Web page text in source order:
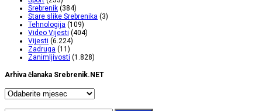
Srebrenik (384)
Stare slike Srebrenika (3)
Tehnologija (109)
Video Vijesti (404)
Vijesti (6.224)
Zadruga (11)
Zanimljivosti (1.828)
Arhiva članaka Srebrenik.NET
Arhiva
članaka
Srebrenik.NET